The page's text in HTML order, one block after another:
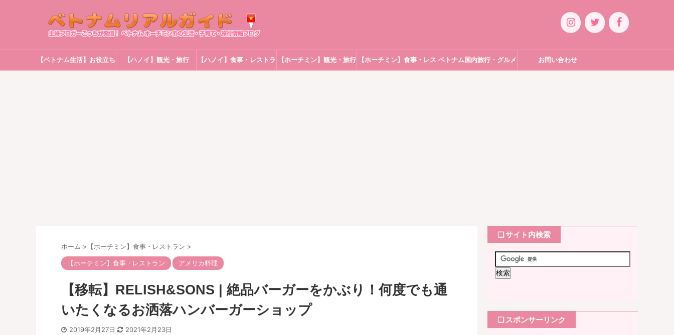
【ベトナム生活】お役立ち 【ハノイ】観光・旅行 【ハノイ】食事・レストラ 【ホーチミン】観光・旅行 【ホーチミン】食事・レス ベトナム国内旅行・グルメ お問い合わせ
ホーム > 【ホーチミン】食事・レストラン >
【ホーチミン】食事・レストラン アメリカ料理
【移転】RELISH&SONS | 絶品バーガーをかぶり！何度でも通
いたくなるお洒落ハンバーガーショップ
2019年2月27日 2021年2月23日
❏ サイト内検索
❏ スポンサーリンク